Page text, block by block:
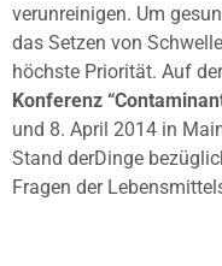
verunreinigen. Um
das Setzen von
höchste Priorität. Auf
Konferenz
und 8. April 2014 in
Stand derDinge
Fragen der